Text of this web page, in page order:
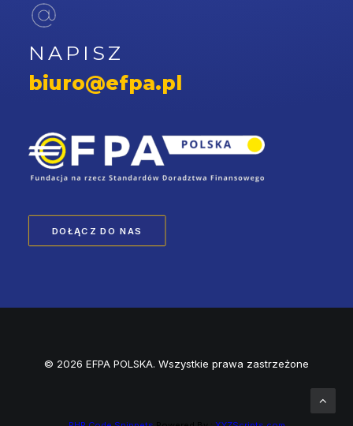
DOŁĄCZ DO NAS
NAPISZ
biuro@efpa.pl
© 2026 EFPA POLSKA. Wszystkie prawa zastrzeżone